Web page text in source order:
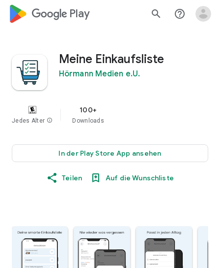
google_logo Play search help_outline
Meine Einkaufsliste
Hörmann Medien e.U.
Jedes Alter info
100+
Downloads
In der Play Store App ansehen
Teilen Auf die Wunschliste